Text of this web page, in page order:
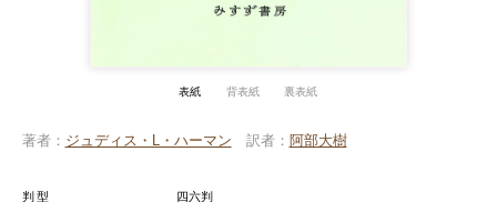
表紙 背表紙 裏表紙
著者 ジュディス・L・ハーマン 訳者 阿部大樹
判型
四六判